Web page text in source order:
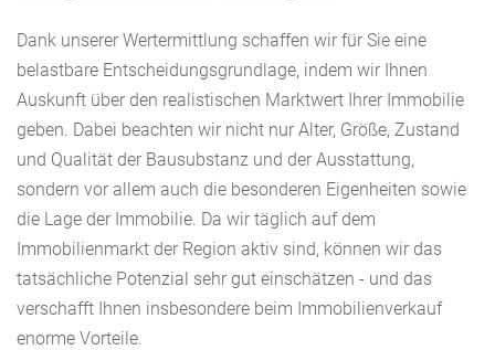
Dank unserer Wertermittlung schaffen wir für Sie eine
belastbare Entscheidungsgrundlage, indem wir Ihnen
Auskunft über den realistischen Marktwert Ihrer Immobilie
geben. Dabei beachten wir nicht nur Alter, Größe, Zustand
und Qualität der Bausubstanz und der Ausstattung,
sondern vor allem auch die besonderen Eigenheiten sowie
die Lage der Immobilie. Da wir täglich auf dem
Immobilienmarkt der Region aktiv sind, können wir das
tatsächliche Potenzial sehr gut einschätzen - und das
verschafft Ihnen insbesondere beim Immobilienverkauf
enorme Vorteile.